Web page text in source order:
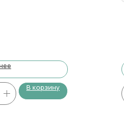
В корзину